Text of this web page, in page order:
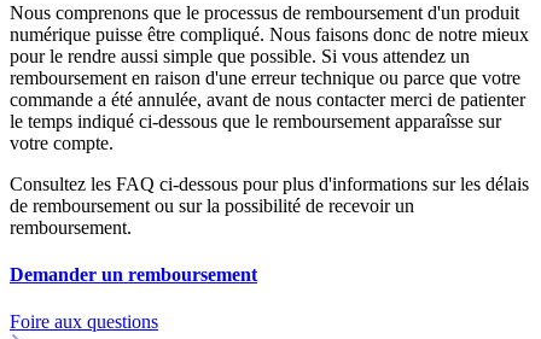
Nous comprenons que le processus de remboursement d'un produit
numérique puisse être compliqué. Nous faisons donc de notre mieux
pour le rendre aussi simple que possible. Si vous attendez un
remboursement en raison d'une erreur technique ou parce que votre
commande a été annulée, avant de nous contacter merci de patienter
le temps indiqué ci-dessous que le remboursement apparaîsse sur
votre compte.
Consultez les FAQ ci-dessous pour plus d'informations sur les délais
de remboursement ou sur la possibilité de recevoir un
remboursement.
Demander un remboursement
Foire aux questions